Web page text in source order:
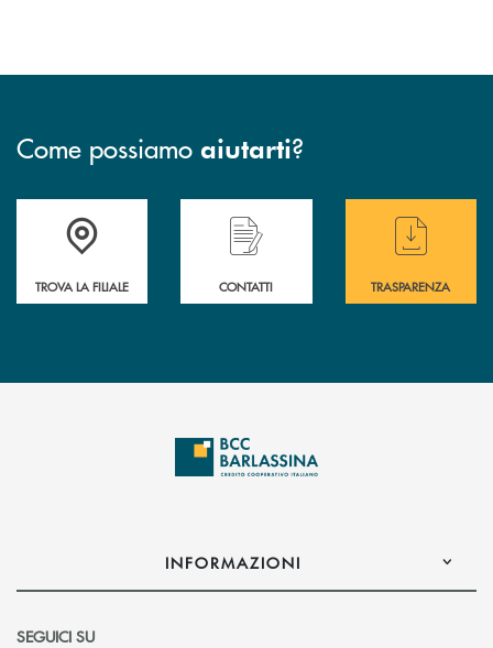
Come possiamo aiutarti?
Accedi all' elenco completo delle filiali di BCC Barlassina.
TROVA LA FILIALE
Hai bisogno di assistenza immediata ?
CONTATTI
Hai bisogno di
TRASPARENZA
INFORMAZIONI
SEGUICI SU